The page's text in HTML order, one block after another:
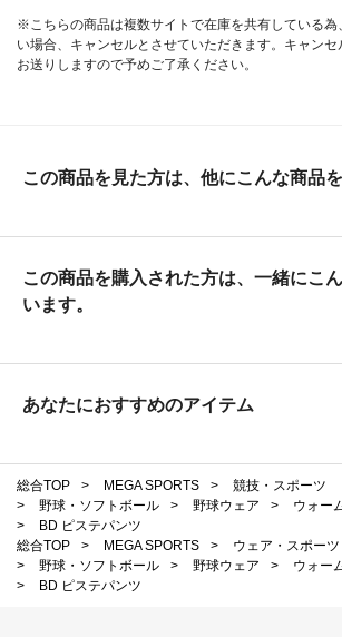
※こちらの商品は複数サイトで在庫を共有している為
い場合、キャンセルとさせていただきます。キャン
お送りしますので予めご了承ください。
この商品を見た方は、他にこんな商品
この商品を購入された方は、一緒にこ
います。
あなたにおすすめのアイテム
総合TOP > MEGA SPORTS >
競技・スポーツ
>
野球・ソフトボール > 野球ウェア >
ウォー
>
BD ピステパンツ
総合TOP
> MEGA SPORTS >
ウェア・スポー
>
野球・ソフトボール > 野球ウェア >
ウォー
>
BD ピステパンツ